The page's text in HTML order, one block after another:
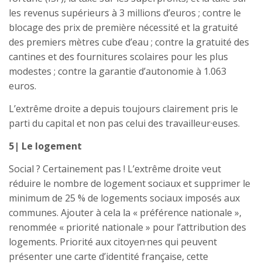
les revenus supérieurs à 3 millions d’euros ; contre le
blocage des prix de première nécessité et la gratuité
des premiers mètres cube d’eau ; contre la gratuité des
cantines et des fournitures scolaires pour les plus
modestes ; contre la garantie d’autonomie à 1.063
euros.
L’extrême droite a depuis toujours clairement pris le
parti du capital et non pas celui des travailleur·euses.
5| Le logement
Social ? Certainement pas ! L’extrême droite veut
réduire le nombre de logement sociaux et supprimer le
minimum de 25 % de logements sociaux imposés aux
communes. Ajouter à cela la « préférence nationale »,
renommée « priorité nationale » pour l’attribution des
logements. Priorité aux citoyen·nes qui peuvent
présenter une carte d’identité française, cette